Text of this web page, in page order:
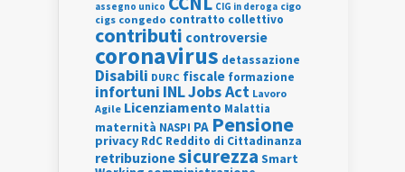
assegno unico
CIG in deroga cigo
cigs congedo contratto collettivo
contributi controversie
coronavirus detassazione
Disabili DURC fiscale formazione
infortuni INLJobs Act Lavoro
Agile Licenziamento Malattia
maternità NASPI PA Pensione
privacy RdC Reddito di Cittadinanza
retribuzionesicurezza Smart